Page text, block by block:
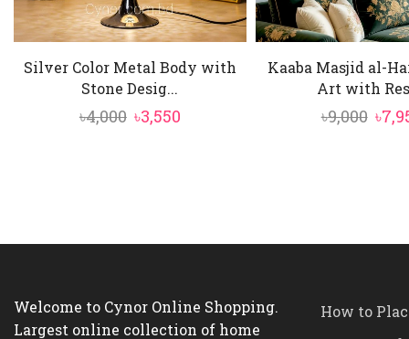
Silver Color Metal Body with
Stone Desig...
৳4,000 Original
৳3,550Current
Kaaba Masjid al-
Art with
৳9,000 ৳
Welcome to Cynor Online Shopping.
Largest online collection of home
How to